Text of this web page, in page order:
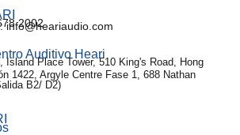
2002
info@heariaudio.com
Auditivo Heari
Island Place Tower, 510 King's Road, Hong
1422, Argyle Centre Fase 1, 688 Nathan
B2/ D2)